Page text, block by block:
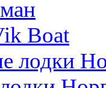
Boat
лодки